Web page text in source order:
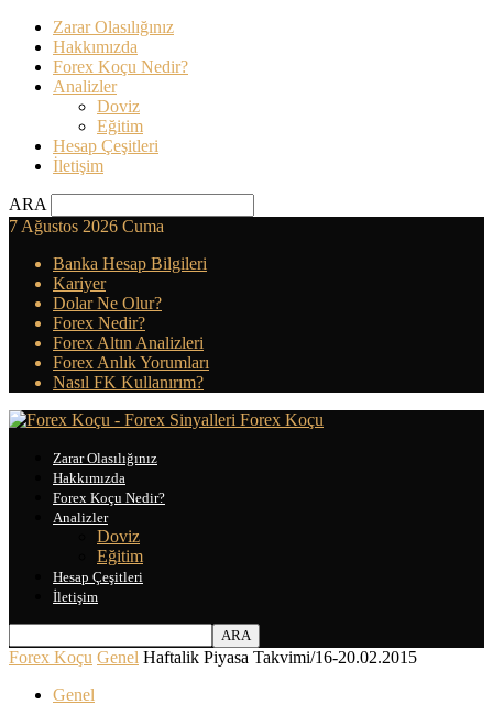
Zarar Olasılığınız
Hakkımızda
Forex Koçu Nedir?
Analizler
Doviz
Eğitim
Hesap Çeşitleri
İletişim
ARA
7 Ağustos 2026 Cuma
Banka Hesap Bilgileri
Kariyer
Dolar Ne Olur?
Forex Nedir?
Forex Altın Analizleri
Forex Anlık Yorumları
Nasıl FK Kullanırım?
Forex Koçu
Zarar Olasılığınız
Hakkımızda
Forex Koçu Nedir?
Analizler
Doviz
Eğitim
Hesap Çeşitleri
İletişim
Forex Koçu Genel Haftalik Piyasa Takvimi/16-20.02.2015
Genel